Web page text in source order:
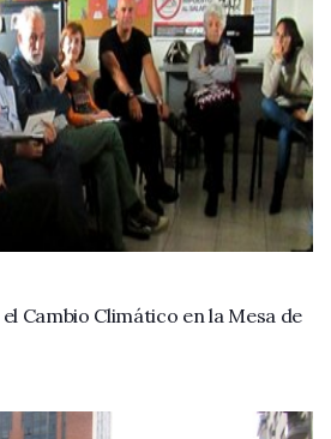
Cambio Climático en la Mesa de